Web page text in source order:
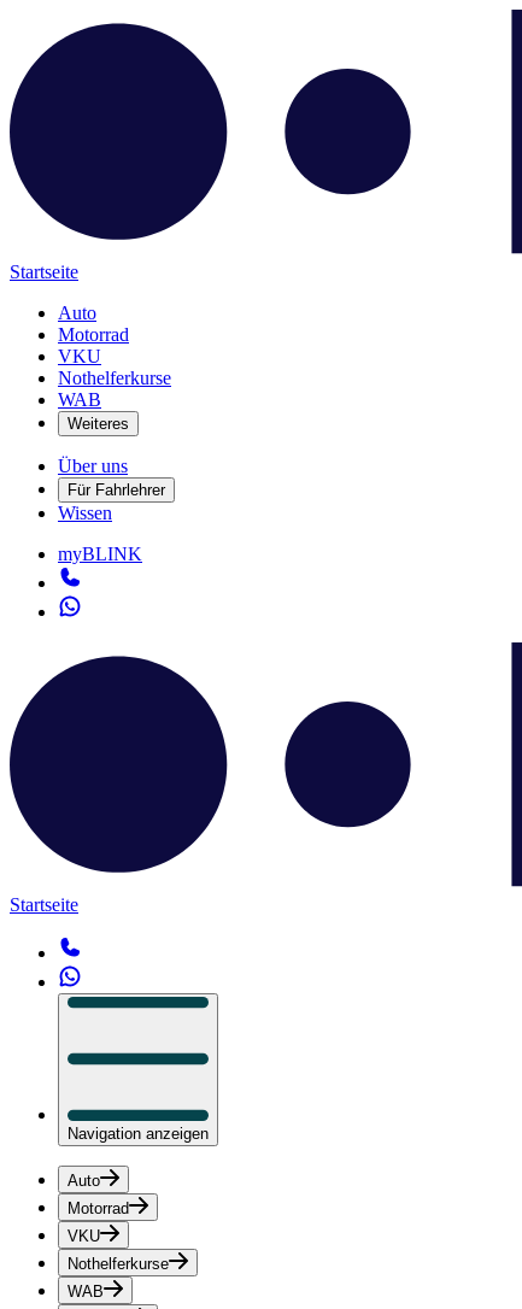
Startseite
Auto
Motorrad
VKU
Nothelferkurse
WAB
Weiteres
Über uns
Für Fahrlehrer
Wissen
myBLINK
Startseite
Navigation anzeigen
Auto
Motorrad
VKU
Nothelferkurse
WAB